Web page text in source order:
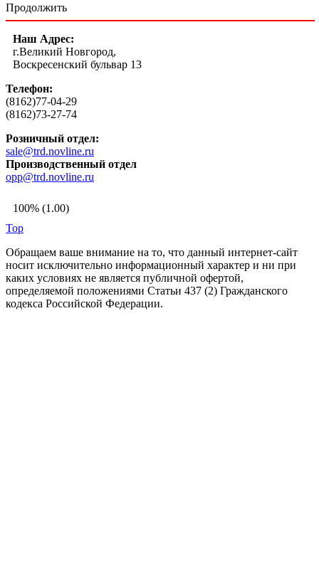
Продолжить
Наш Адрес:
г.Великий Новгород,
Воскресенский бульвар 13
Телефон:
(8162)77-04-29
(8162)73-27-74
Розничный отдел:
sale@trd.novline.ru
Производственный отдел
opp@trd.novline.ru
100% (1.00)
Top
Обращаем ваше внимание на то, что данный интернет-сайт
носит исключительно информационный характер и ни при
каких условиях не является публичной офертой,
определяемой положениями Статьи 437 (2) Гражданского
кодекса Российской Федерации.